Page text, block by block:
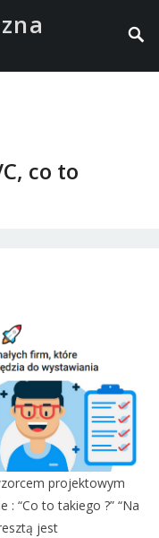
co to
projektowym
: “Co to takiego ?” “Na
jest